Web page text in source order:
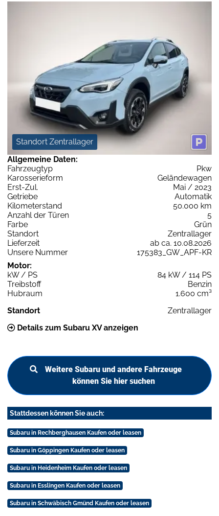
Standort Zentrallager
Allgemeine Daten:
Fahrzeugtyp
Pkw
Karosserieform
Geländewagen
Erst-Zul.
Mai / 2023
Getriebe
Automatik
Kilometerstand
50.000 km
Anzahl der Türen
5
Farbe
Grün
Standort
Zentrallager
Lieferzeit
ab ca. 10.08.2026
Unsere Nummer
175383_GW_APF-KR
Motor:
kW / PS
84 kW / 114 PS
Treibstoff
Benzin
Hubraum
1.600 cm³
Standort
Zentrallager
Details zum Subaru XV anzeigen
Weitere Subaru und andere Fahrzeuge
können Sie hier suchen
Stattdessen können Sie auch:
Subaru in Rechberghausen Kaufen oder leasen
Subaru in Göppingen Kaufen oder leasen
Subaru in Heidenheim Kaufen oder leasen
Subaru in Esslingen Kaufen oder leasen
Subaru in Schwäbisch Gmünd Kaufen oder leasen